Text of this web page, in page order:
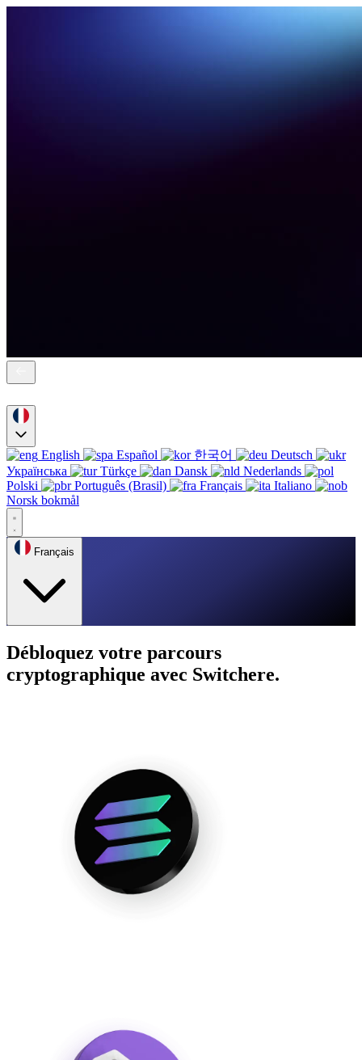
English Español 한국어
Deutsch
Українська
Türkçe Dansk
Nederlands
Polski
Português (Brasil) Français
Italiano
Norsk bokmål
Français
Débloquez votre parcours
cryptographique avec Switchere.